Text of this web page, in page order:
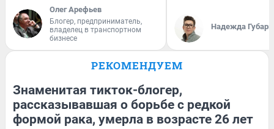
Олег Арефьев
Блогер, предприниматель,
владелец в транспортном
бизнесе
Надежда Губарь
РЕКОМЕНДУЕМ
Знаменитая тикток-блогер,
рассказывавшая о борьбе с редкой
формой рака, умерла в возрасте 26 лет